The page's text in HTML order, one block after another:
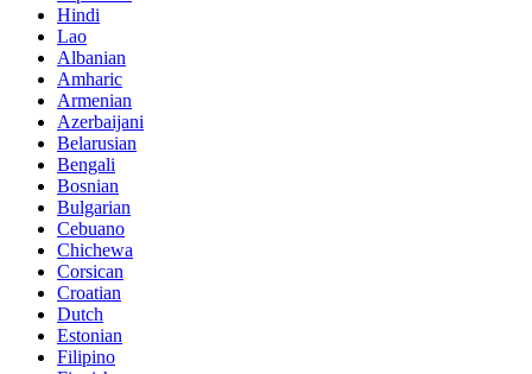
Hindi
Lao
Albanian
Amharic
Armenian
Azerbaijani
Belarusian
Bengali
Bosnian
Bulgarian
Cebuano
Chichewa
Corsican
Croatian
Dutch
Estonian
Filipino